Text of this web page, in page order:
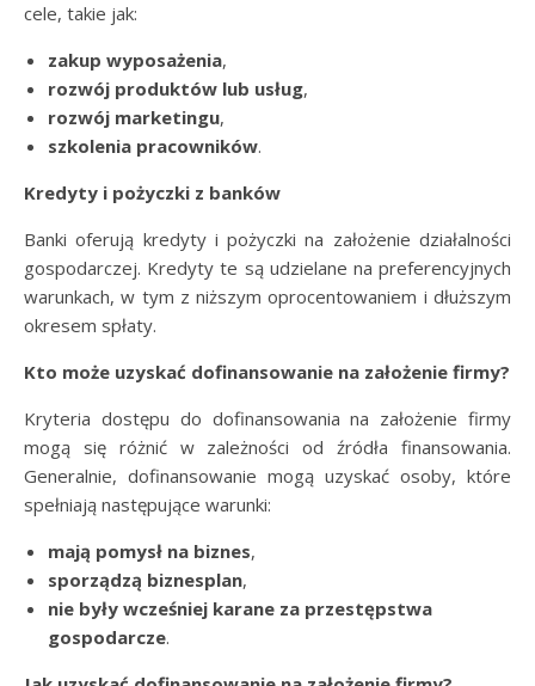
cele, takie jak:
zakup wyposażenia,
rozwój produktów lub usług,
rozwój marketingu,
szkolenia pracowników.
Kredyty i pożyczki z banków
Banki oferują kredyty i pożyczki na założenie działalności
gospodarczej. Kredyty te są udzielane na preferencyjnych
warunkach, w tym z niższym oprocentowaniem i dłuższym
okresem spłaty.
Kto może uzyskać dofinansowanie na założenie firmy?
Kryteria dostępu do dofinansowania na założenie firmy
mogą się różnić w zależności od źródła finansowania.
Generalnie, dofinansowanie mogą uzyskać osoby, które
spełniają następujące warunki:
mają pomysł na biznes,
sporządzą biznesplan,
nie były wcześniej karane za przestępstwa
gospodarcze.